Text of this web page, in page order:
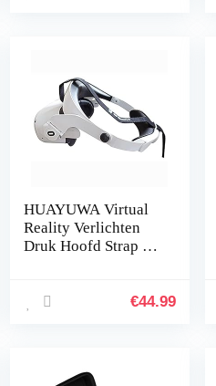
HUAYUWA Virtual
Reality Verlichten
Druk Hoofd Strap Fit
€44.99